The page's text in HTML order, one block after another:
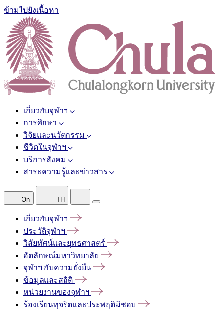
ข้ามไปยังเนื้อหา
เกี่ยวกับจุฬาฯ
การศึกษา
วิจัยและนวัตกรรม
ชีวิตในจุฬาฯ
บริการสังคม
สาระความรู้และข่าวสาร
On TH
เกี่ยวกับจุฬาฯ
ประวัติจุฬาฯ
วิสัยทัศน์และยุทธศาสตร์
อัตลักษณ์มหาวิทยาลัย
จุฬาฯ กับความยั่งยืน
ข้อมูลและสถิติ
หน่วยงานของจุฬาฯ
ร้องเรียนทุจริตและประพฤติมิชอบ